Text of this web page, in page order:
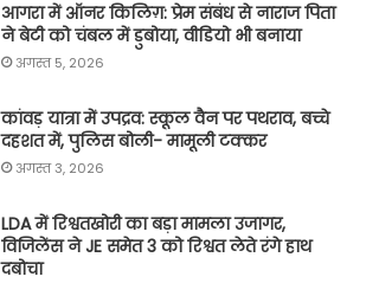
आगरा में ऑनर किलिग़: प्रेम संबंध से नाराज पिता
ने बेटी को चंबल में डुबोया, वीडियो भी बनाया
अगस्त 5, 2026
कांवड़ यात्रा में उपद्रव: स्कूल वैन पर पथराव, बच्चे
दहशत में, पुलिस बोली- मामूली टक्कर
अगस्त 3, 2026
LDA में रिश्वतखोरी का बड़ा मामला उजागर,
विजिलेंस ने JE समेत 3 को रिश्वत लेते रंगे हाथ
दबोचा